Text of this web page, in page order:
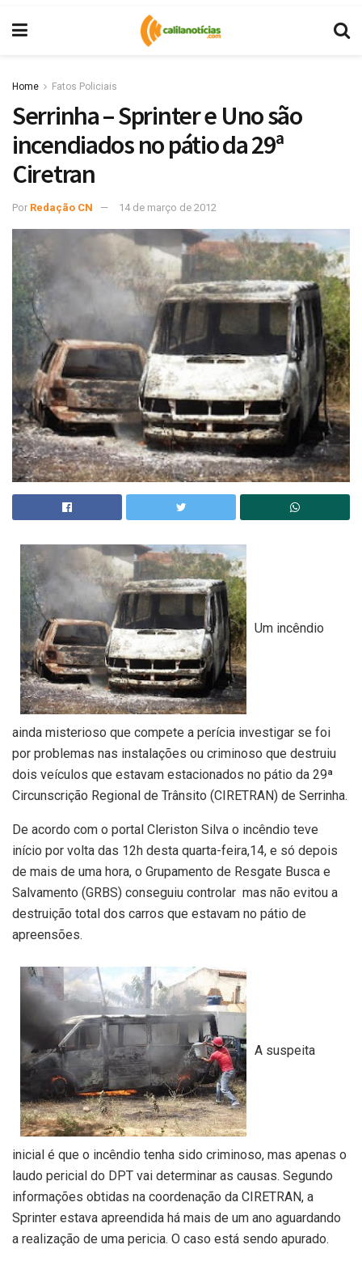
Home Fatos Policiais
Serrinha – Sprinter e Uno são
incendiados no pátio da 29ª
Ciretran
Por Redação CN 14 de março de 2012
Um incêndio
ainda misterioso que compete a perícia investigar se foi
por problemas nas instalações ou criminoso que destruiu
dois veículos que estavam estacionados no pátio da 29ª
Circunscrição Regional de Trânsito (CIRETRAN) de Serrinha.
De acordo com o portal Cleriston Silva o incêndio teve
início por volta das 12h desta quarta-feira,14, e só depois
de mais de uma hora, o Grupamento de Resgate Busca e
Salvamento (GRBS) conseguiu controlar mas não evitou a
destruição total dos carros que estavam no pátio de
apreensões.
A suspeita
inicial é que o incêndio tenha sido criminoso, mas apenas o
laudo pericial do DPT vai determinar as causas. Segundo
informações obtidas na coordenação da CIRETRAN, a
Sprinter estava apreendida há mais de um ano aguardando
a realização de uma pericia. O caso está sendo apurado.